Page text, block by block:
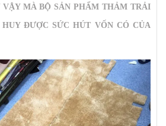
MÀ BỘ SẢN PHẨM THẢM TRẢI
ĐƯỢC SỨC HÚT VỐN CÓ CỦA